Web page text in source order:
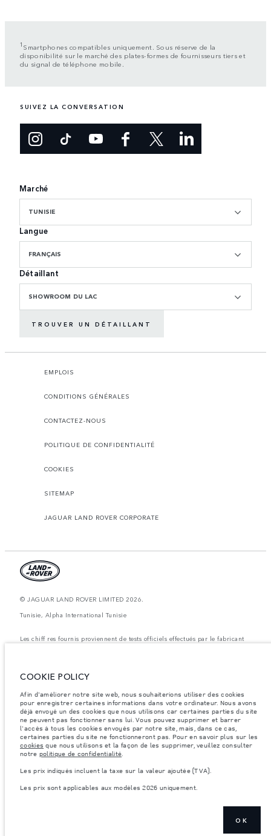
1 Smartphones compatibles uniquement. Sous réserve de la
disponibilité sur le marché des plates-formes de fournisseurs tiers et
du signal de téléphone mobile.
SUIVEZ LA CONVERSATION
Marché
TUNISIE
Langue
FRANÇAIS
Détaillant
SHOWROOM DU LAC
TROUVER UN DÉTAILLANT
EMPLOIS
CONDITIONS GÉNÉRALES
CONTACTEZ-NOUS
POLITIQUE DE CONFIDENTIALITÉ
COOKIES
SITEMAP
JAGUAR LAND ROVER CORPORATE
© JAGUAR LAND ROVER LIMITED 2026.
Tunisie, Alpha International Tunisie
Les chiff res fournis proviennent de tests officiels effectués par le fabricant
configurateur peuvent varier d'un marché à l'autre et ne comprennent pas
la disponibilité et les prix.
Les poids indiqués correspondent à des spécifications de véhicule standard.
Les accessoires et autres éléments montés après le point de fabrication
affecteront la charge utile. Assurez-vous que le poids total en charge du
véhicule, les charges maximales par essieu et la charge utile ne sont pas
dépassés lorsque vous chargez des accessoires, des occupants, des liquides
et des carburants.
mondiale de semi-conducteurs affecte actuellement les spécifications de
construction. Cette situation s’avère très fluctuante, et par conséquent, les
COOKIE POLICY
Afin d'améliorer notre site web, nous souhaiterions utiliser des cookies
pour enregistrer certaines informations dans votre ordinateur. Nous avons
déjà envoyé un des cookies que nous utilisons car certaines parties du site
ne peuvent pas fonctionner sans lui. Vous pouvez supprimer et barrer
l'accès à tous les cookies envoyés par notre site, mais, dans ce cas,
certaines parties du site ne fonctionneront pas. Pour en savoir plus sur les
cookies que nous utilisons et la façon de les supprimer, veuillez consulter
notre politique de confidentialité.
Les prix indiqués incluent la taxe sur la valeur ajoutée (TVA).
Les prix sont applicables aux modèles 2026 uniquement.
OK